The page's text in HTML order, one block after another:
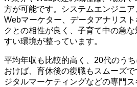
方が可能です。システムエンジニア
Webマーケター、データアナリス
クとの相性が良く、子育て中の急
すい環境が整っています。
平均年収も比較的高く、20代のう
おけば、育休後の復職もスムーズ
ジタルマーケティングなどの専門